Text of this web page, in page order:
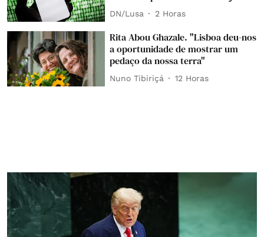
DN/Lusa 2 Horas
Rita Abou Ghazale. "Lisboa deu-nos
a oportunidade de mostrar um
pedaço da nossa terra"
Nuno Tibiriçá 12 Horas